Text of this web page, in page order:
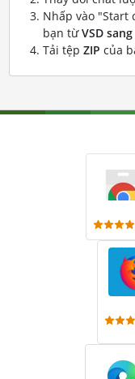
Nhấp vào "Start
bạn từVSD sang
Tải tệp ZIP của